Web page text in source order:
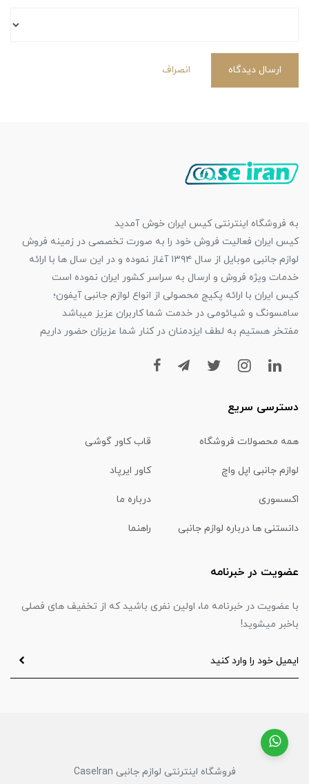
ارسال دیدگاه انصراف
به فروشگاه اینترنتی کیس ایران خوش آمدید
کیس ایران فعالیت فروش خود را به صورت تخصصی در زمینه فروش
لوازم جانبی موبایل از سال ۱۳۹۴ آغاز نموده و در این سال ها با ارائه
خدمات ویژه فروش و ارسال به سراسر کشور ایران نموده است
کیس ایران با ارائه پکیج محصولی از انواع لوازم جانبی آیفون؛
سامسونگ و شیائومی در خدمت شما کاربران عزیز میباشد
مفتخر هستیم به لطف ایزدمنان در کنار شما عزیزان حضور داریم
دسترسی سریع
همه محصولات فروشگاه قاب کاور گوشی
لوازم جانبی اپل واچ کاور ایرپاد
اکسسوری درباره ما
دانستنی ها درباره لوازم جانبی راهنما
عضویت در خبرنامه
با عضویت در خبرنامه ما، اولین نفری باشید که از تخفیف های فصلی
باخبر میشوید!
فروشگاه اینترنتی لوازم جانبی CaseIran